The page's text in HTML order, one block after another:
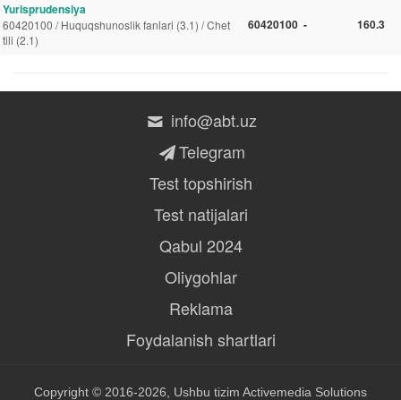
Yurisprudensiya
60420100 / Huquqshunoslik fanlari (3.1) / Chet
tili (2.1)
60420100 - 160.3
info@abt.uz
Telegram
Test topshirish
Test natijalari
Qabul 2024
Oliygohlar
Reklama
Foydalanish shartlari
Copyright © 2016-2026, Ushbu tizim Activemedia Solutions